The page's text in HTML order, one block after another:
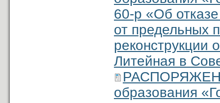
60-р «Об
от предельных
реконструкции
Литейная в
образования